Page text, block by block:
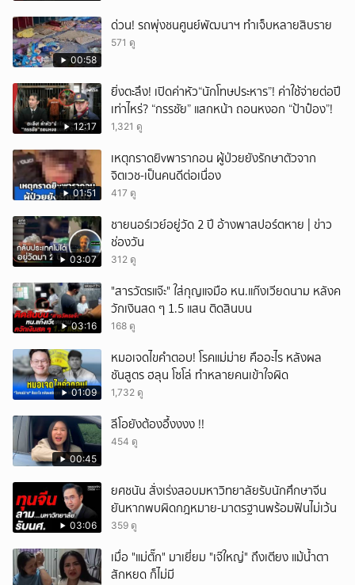
00:58
ด่วน! รถพุ่งชนศูนย์พัฒนาฯ ทำเจ็บหลายสิบราย
571 ดู
12:17
ยิ่งตะลึง! เปิดค่าหัว“นักโทษประหาร”! ค่าใช้จ่ายต่อปี
เท่าไหร่? “กรรชัย” แสกหน้า ถอนหงอก “ป้าป๋อง”!
1,321 ดู
01:51
เหตุกราดยิvพารากอน ผู้ป่วยยังรักษาตัวจาก
จิตเวช-เป็นคนดีต่อเนื่อง
417 ดู
03:07
ชายนอร์เวย์อยู่วัด 2 ปี อ้างพาสปอร์ตหาย | ข่าว
ช่องวัน
312 ดู
03:16
"สารวัตรแจ๊ะ" ใส่กุญแจมือ หน.แก๊งเวียดนาม หลังค
วักเงินสด ๆ 1.5 แสน ติดสินบน
168 ดู
01:09
หมอเจดไขคำตอบ! โรคแม่ม่าย คืออะไร หลังผล
ชันสูตร ฮลุน โซโล่ ทำหลายคนเข้าใจผิด
1,732 ดู
00:45
ลีโอยังต้องอึ้งงงง !!
454 ดู
03:06
ยศชนัน สั่งเร่งสอบมหาวิทยาลัยรับนักศึกษาจีน
ยันหากพบผิดกฎหมาย-มาตรฐานพร้อมฟันไม่เว้น
359 ดู
เมื่อ "แม่ตั๊ก" มาเยี่ยม "เจ๊ใหญ่" ถึงเตียง แม้น้ำตา
สักหยด ก็ไม่มี